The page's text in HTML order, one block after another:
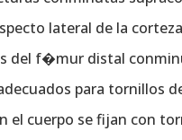
lateral de la
del f�mur distal
para tornillos
el cuerpo se fijan con